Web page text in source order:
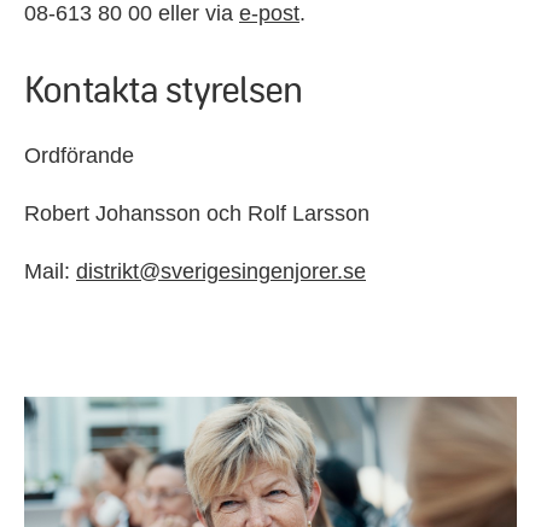
08-613 80 00 eller via e-post.
Kontakta styrelsen
Ordförande
Robert Johansson och Rolf Larsson
Mail: distrikt@sverigesingenjorer.se